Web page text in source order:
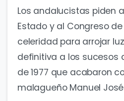
Los andalucistas piden
Estado y al Congreso
celeridad para arrojar
definitiva a los sucesos
de 1977 que acabaron
malagueño Manuel